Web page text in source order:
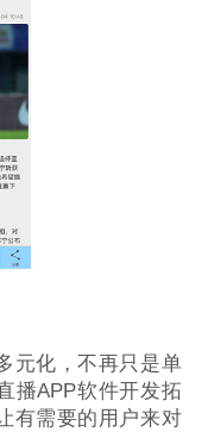
元化，不再只是单
播APP软件开发拓
有需要的用户来对